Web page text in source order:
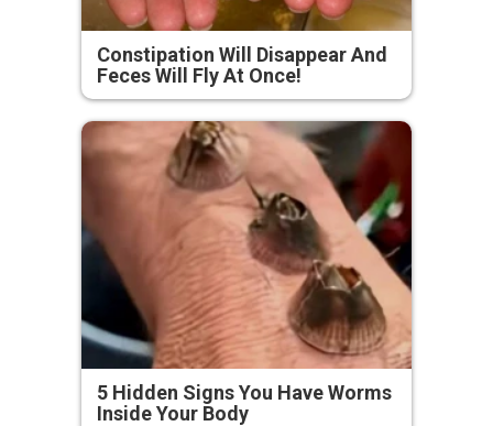
Constipation Will Disappear And
Feces Will Fly At Once!
5 Hidden Signs You Have Worms
Inside Your Body